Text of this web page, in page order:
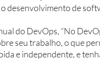
desenvolvimento de
do DevOps, “No
seu trabalho, o que
e independente, e